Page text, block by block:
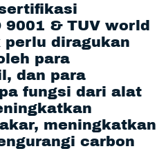
9001 & TUV world
perlu diragukan
para
dan para
fungsi dari alat
meningkatkan
carbon